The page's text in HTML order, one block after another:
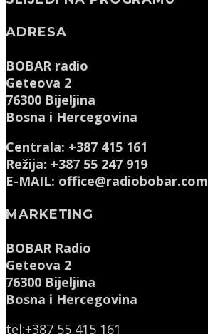
ADRESA
BOBAR radio
Geteova 2
76300 Bijeljina
Bosna i Hercegovina
Centrala: +387 415 161
Režija: +387 55 247 919
E-MAIL: office@radiobobar.com
MARKETING
BOBAR Radio
Geteova 2
76300 Bijeljina
Bosna i Hercegovina
tel:+387 55 415 161